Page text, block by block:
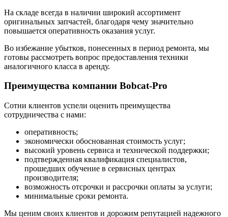
На складе всегда в наличии широкий ассортимент
оригинальных запчастей, благодаря чему значительно
повышается оперативность оказания услуг.
Во избежание убытков, понесенных в период ремонта, мы
готовы рассмотреть вопрос предоставления техники
аналогичного класса в аренду.
Преимущества компании Bobcat-Pro
Сотни клиентов успели оценить преимущества
сотрудничества с нами:
оперативность;
экономически обоснованная стоимость услуг;
высокий уровень сервиса и технической поддержки;
подтвержденная квалификация специалистов,
прошедших обучение в сервисных центрах
производителя;
возможность отсрочки и рассрочки оплаты за услуги;
минимальные сроки ремонта.
Мы ценим своих клиентов и дорожим репутацией надежного